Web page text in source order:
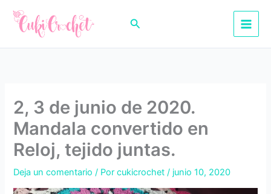
contenido
Buscar
2, 3 de junio de 2020.
Mandala convertido en
Reloj, tejido juntas.
Deja un comentario / Porcukicrochet/ junio 10, 2020